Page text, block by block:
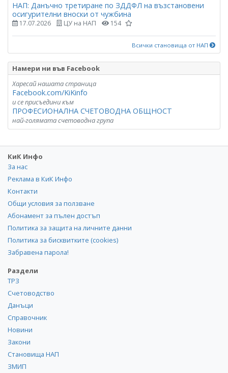
НАП: Данъчно третиране по ЗДДФЛ на възстановени
осигурителни вноски от чужбина
17.07.2026 ЦУ на НАП 154
Всички становища от НАП
Намери ни във Facebook
Харесай нашата страница
Facebook.com/KiKinfo
и се присъедини към
ПРОФЕСИОНАЛНА СЧЕТОВОДНА ОБЩНОСТ
най-голямата счетоводна група
КиК Инфо
За нас
Реклама в КиК Инфо
Контакти
Общи условия за ползване
Абонамент за пълен достъп
Политика за защита на личните данни
Политика за бисквитките (cookies)
Забравена парола!
Раздели
ТРЗ
Счетоводство
Данъци
Справочник
Новини
Закони
Становища НАП
ЗМИП